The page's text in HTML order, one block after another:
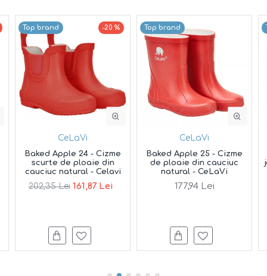
Top brand -20 %
CeLaVi
Baked Apple 24 - Cizme
scurte de ploaie din
cauciuc natural - Celavi
202,35 Lei 161,87 Lei
Top brand
CeLaVi
Baked Apple 25 - Cizme
de ploaie din cauciuc
natural - CeLaVi
177,94 Lei